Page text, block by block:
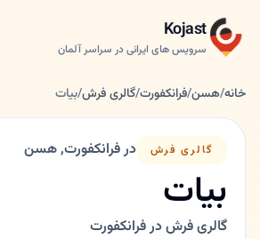
Kojast
سرویس های ایرانی در سراسر آلمان
خانه/هسن/فرانکفورت/گالری فرش/بیات
گالری فرش در فرانکفورت, هسن
بیات
گالری فرش در فرانکفورت